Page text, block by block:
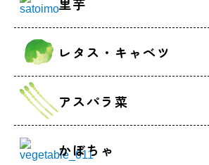
里芋
レタス・キャベツ
アスパラ菜
かぼちゃ